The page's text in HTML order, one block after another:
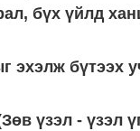
бүх үйлд
эхэлж бүтээх
үзэл - үзэл